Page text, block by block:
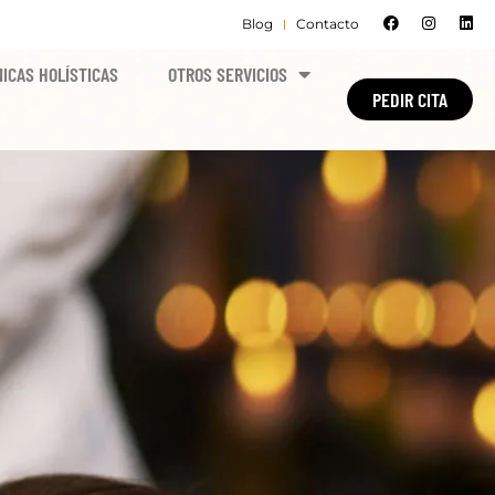
Blog Contacto
HOLÍSTICAS
OTROS SERVICIOS
PEDIR CITA